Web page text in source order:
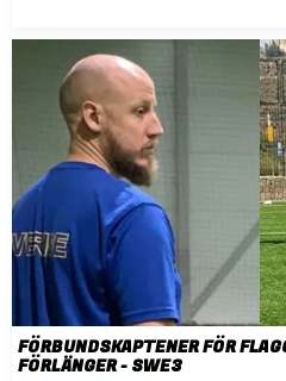
FÖRBUNDSKAPTENER FÖR
FÖRLÄNGER - SWE3